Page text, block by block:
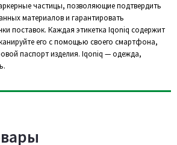
частицы, позволяющие подтвердить
материалов и гарантировать
поставок. Каждая этикетка Iqoniq содержит
его с помощью своего смартфона,
паспорт изделия. Iqoniq — одежда,